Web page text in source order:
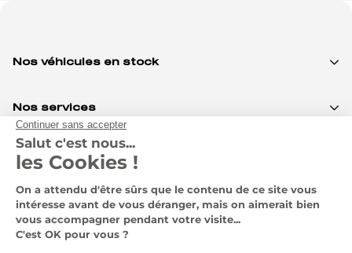
Nos véhicules en stock
Nos services
Notre groupe
Nous contacter